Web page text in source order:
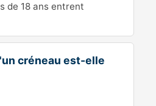
de 18 ans entrent
créneau est-elle